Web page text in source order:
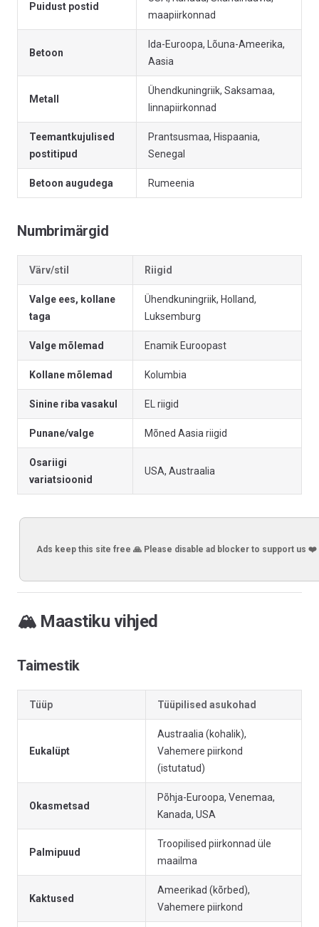
Puidust postid
maapiirkonnad
Betoon
Ida-Euroopa, Lõuna-Ameerika,
Aasia
Metall
Ühendkuningriik, Saksamaa,
linnapiirkonnad
Teemantkujulised
postitipud
Prantsusmaa, Hispaania,
Senegal
Betoon augudega Rumeenia
Numbrimärgid
Värv/stil Riigid
Valge ees, kollane
taga
Ühendkuningriik, Holland,
Luksemburg
Valge mõlemad Enamik Euroopast
Kollane mõlemad Kolumbia
Sinine riba vasakul EL riigid
Punane/valge Mõned Aasia riigid
Osariigi
variatsioonid
USA, Austraalia
Ads keep this site free 🙏 Please disable ad blocker to support us ❤️
🏔️ Maastiku vihjed
Taimestik
Tüüp Tüüpilised asukohad
Eukalüpt
Austraalia (kohalik),
Vahemere piirkond
(istutatud)
Okasmetsad
Põhja-Euroopa, Venemaa,
Kanada, USA
Palmipuud
Troopilised piirkonnad üle
maailma
Kaktused
Ameerikad (kõrbed),
Vahemere piirkond